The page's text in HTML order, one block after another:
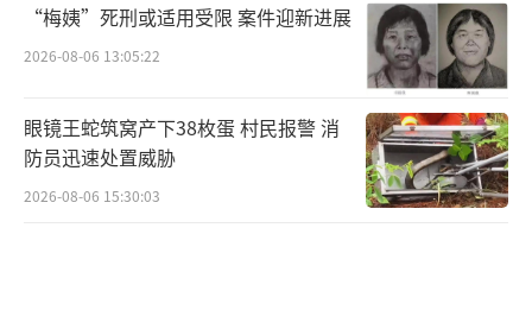
“梅姨”死刑或适用受限 案件迎新进展
2026-08-06 13:05:22
眼镜王蛇筑窝产下38枚蛋 村民报警 消
防员迅速处置威胁
2026-08-06 15:30:03